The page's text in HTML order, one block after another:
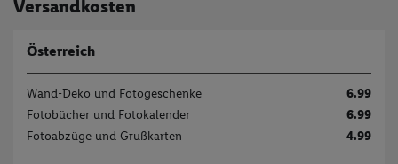
Reisen
Fotos
Fotos & Grußkarten
Fotobücher
Versandkosten
Österreich
Wand-Deko und Fotogeschenke
6.99
Fotobücher und Fotokalender
6.99
Fotoabzüge und Grußkarten
4.99